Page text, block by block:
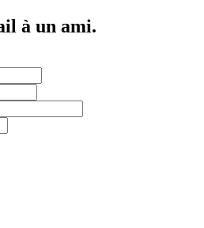
à un ami.